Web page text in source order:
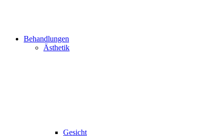
Behandlungen
Ästhetik
Gesicht